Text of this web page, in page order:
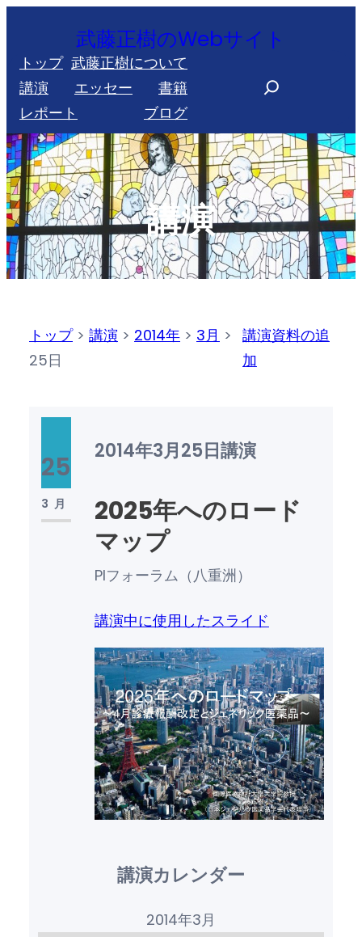
を
ス
キ
ッ
プ
武藤正樹のWebサイト
トップ 武藤正樹について
講演
エッセー
書籍
レポート
ブログ
r
c
h
講演
トップ> 講演 > 2014年 > 3月 >
25日
講演資料の追
加
25
3月
2014年3月25日講演
2025年へのロード
マップ
PIフォーラム（八重洲）
講演中に使用したスライド
講演カレンダー
2014年3月